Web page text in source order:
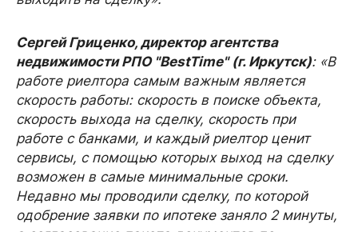
Сергей Гриценко, директор агентства
недвижимости РПО "BestTime" (г. Иркутск): «В
работе риелтора самым важным является
скорость работы: скорость в поиске объекта,
скорость выхода на сделку, скорость при
работе с банками, и каждый риелтор ценит
сервисы, с помощью которых выход на сделку
возможен в самые минимальные сроки.
Недавно мы проводили сделку, по которой
одобрение заявки по ипотеке заняло 2 минуты,